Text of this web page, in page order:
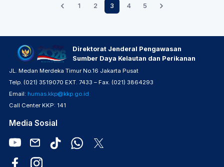
1 2 3 4 5
Direktorat Jenderal Pengawasan
Sumber Daya Kelautan dan Perikanan
JL. Medan Merdeka Timur No.16 Jakarta Pusat
Telp. (021) 3519070 EXT. 7433 – Fax. (021) 3864293
Email: humas.kkp@kkp.go.id
Call Center KKP: 141
Media Sosial